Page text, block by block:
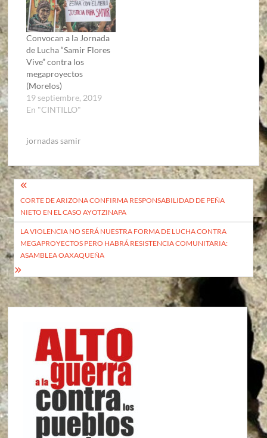
Convocan a la Jornada
de Lucha “Samir Flores
Vive” contra los
megaproyectos
(Morelos)
19 septiembre, 2019
En "CINTILLO"
jornadas samir
Navegación
de
entradas
CORTE DE ARIZONA CONFIRMA RESPONSABILIDAD DE PEÑA
NIETO EN EL CASO AYOTZINAPA
LA VIOLENCIA NO SERÁ NUESTRA FORMA DE LUCHA CONTRA
MEGAPROYECTOS PERO HABRÁ RESISTENCIA COMUNITARIA:
ASAMBLEA OAXAQUEÑA